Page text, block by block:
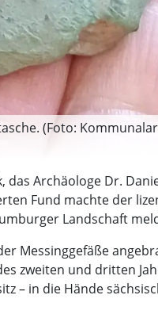
(Foto:
Archäologe Dr.
Fund machte der
Landschaft
Messinggefäße
zweiten und dritten
– in die Hände